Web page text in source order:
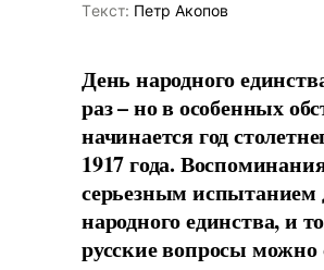
Tекст: Петр Акопов
День народного
раз – но в особенных
начинается год
1917 года.
серьезным испытанием
народного единства, и
русские вопросы можно